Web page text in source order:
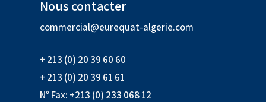
Nous contacter
commercial@eurequat-algerie.com
+ 213 (0) 20 39 60 60
+ 213 (0) 20 39 61 61
N° Fax: +213 (0) 233 068 12